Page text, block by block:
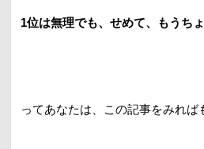
1位は無理でも、せめて、もうち
ってあなたは、この記事をみれば